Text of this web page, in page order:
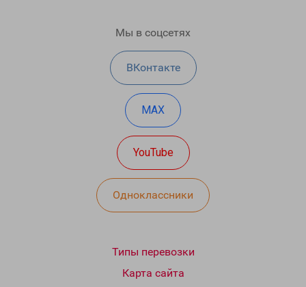
Мы в соцсетях
ВКонтакте
MAX
YouTube
Одноклассники
Типы перевозки
Карта сайта